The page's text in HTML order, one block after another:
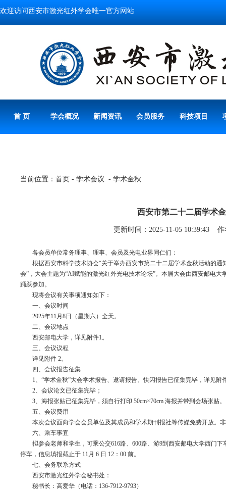
欢迎访问西安市激光红外学会唯一官方网站
首 页 学会概况 新闻资讯 会员服务 科技项目
当前位置：首页 - 学术会议 - 学术金秋
西安市第二十二届学术
更新时间：2025-11-05 10:39:43
各会员单位常务理事、理事、会员及光电业界同仁们：
根据西安市科学技术协会“关于举办西安市第二十二届学术金秋活动的通
会”，大会主题为“AI赋能的激光红外光电技术论坛”。本届大会由西安邮电
踊跃参加。
现将会议有关事项通知如下：
一、会议时间
2025年11 月 8日（星期六）全天。
二、会议地点
西安邮电大学，详见附件1。
三、会议议程
详见附件 2。
四、会议报告征集
1、“学术金秋”大会学术报告、邀请报告、快闪报告已征集完毕，详见附
2、会议论文已征集完毕；
3、海报张贴已征集完毕，须自行打印 50cm×70cm 海报并带到会场张贴。
五、会议费用
本次会议面向学会会员单位及其成员和学术期刊报社等传媒免费开放。
六、乘车事宜
拟参会老师和学生，可乘公交616路、 600路、游9到西安邮电大学西门下
停车，信息填报截止于 11 月 6 日 12 ： 00 前。
七、会务联系方式
西安市激光红外学会秘书处：
秘书长：高爱华（电话： 136-7912-9793）